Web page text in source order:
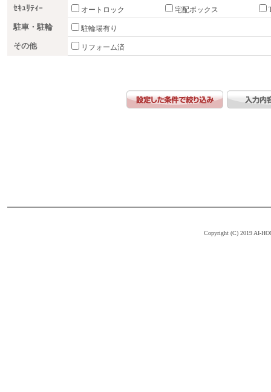
ｾｷｭﾘﾃｨｰ オートロック 宅配ボックス
駐車・駐輪 駐輪場有り
その他 リフォーム済
Copyright (C) 2019 AI-